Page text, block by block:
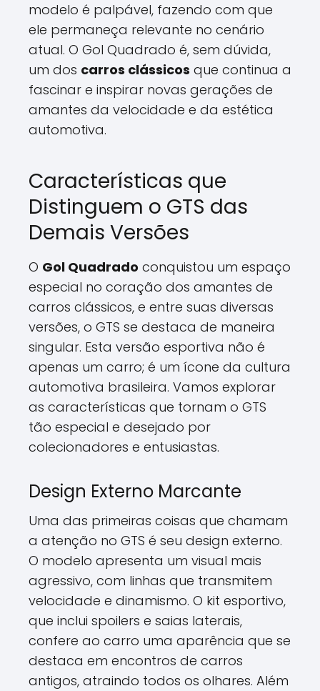
modelo é palpável, fazendo com que
ele permaneça relevante no cenário
atual. O Gol Quadrado é, sem dúvida,
um dos carros clássicos que continua a
fascinar e inspirar novas gerações de
amantes da velocidade e da estética
automotiva.
Características que
Distinguem o GTS das
Demais Versões
O Gol Quadrado conquistou um espaço
especial no coração dos amantes de
carros clássicos, e entre suas diversas
versões, o GTS se destaca de maneira
singular. Esta versão esportiva não é
apenas um carro; é um ícone da cultura
automotiva brasileira. Vamos explorar
as características que tornam o GTS
tão especial e desejado por
colecionadores e entusiastas.
Design Externo Marcante
Uma das primeiras coisas que chamam
a atenção no GTS é seu design externo.
O modelo apresenta um visual mais
agressivo, com linhas que transmitem
velocidade e dinamismo. O kit esportivo,
que inclui spoilers e saias laterais,
confere ao carro uma aparência que se
destaca em encontros de carros
antigos, atraindo todos os olhares. Além